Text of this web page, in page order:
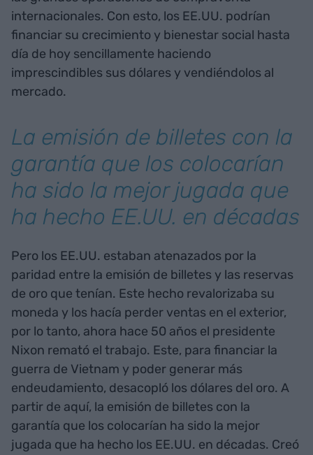
internacionales. Con esto, los EE.UU. podrían
financiar su crecimiento y bienestar social hasta
día de hoy sencillamente haciendo
imprescindibles sus dólares y vendiéndolos al
mercado.
La emisión de billetes con la
garantía que los colocarían
ha sido la mejor jugada que
ha hecho EE.UU. en décadas
Pero los EE.UU. estaban atenazados por la
paridad entre la emisión de billetes y las reservas
de oro que tenían. Este hecho revalorizaba su
moneda y los hacía perder ventas en el exterior,
por lo tanto, ahora hace 50 años el presidente
Nixon remató el trabajo. Este, para financiar la
guerra de Vietnam y poder generar más
endeudamiento, desacopló los dólares del oro. A
partir de aquí, la emisión de billetes con la
garantía que los colocarían ha sido la mejor
jugada que ha hecho los EE.UU. en décadas. Creó